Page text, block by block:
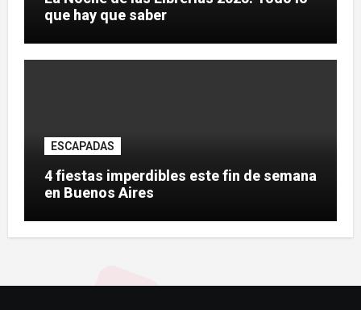
que hay que saber
ESCAPADAS
4 fiestas imperdibles este fin de semana
en Buenos Aires